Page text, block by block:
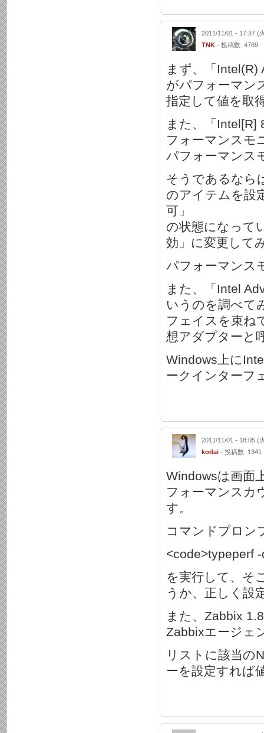
2011/11/01 - 17:37 (
TNK - 投稿数: 4769
まず、「
がパフォーマン
指定して値を取
また、「Intel[R]
フォーマンスモ
パフォーマンス
そうであるなら
のアイテムを設
可」
の状態になって
効」に変更して
パフォーマンス
また、「Intel
いうのを調べて
フェイスを束ね
想アダプターと
Windows上に
ークインターフ
2011/11/01 - 18:05 (
kodai - 投稿数: 1341
Windowsは画面
フォーマンスカ
す。
コマンドプロン
<code>typeperf
を実行して、そ
うか、正しく設
また、Zabbix
Zabbixエージェ
リストに該当の
ーを設定すれば